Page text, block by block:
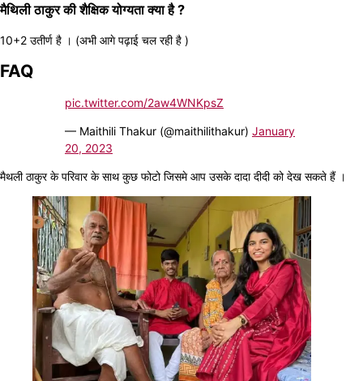
मैथिली ठाकुर की शैक्षिक योग्यता क्या है ?
10+2 उतीर्ण है । (अभी आगे पढ़ाई चल रही है )
FAQ
pic.twitter.com/2aw4WNKpsZ
— Maithili Thakur (@maithilithakur) January
20, 2023
मैथली ठाकुर के परिवार के साथ कुछ फोटो जिसमे आप उसके दादा दीदी को देख सकते हैं ।